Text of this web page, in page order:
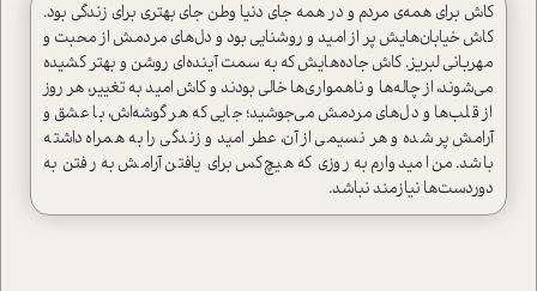
کاش برای همه‌ی مردم و در همه جای دنیا وطن جای بهتری برای زندگی بود.
کاش خیابان‌هایش پر از امید و روشنایی بود و دل‌های مردمش از محبت و
مهربانی لبریز. کاش جاده‌هایش که به سمت آینده‌ای روشن و بهتر کشیده
می‌شوند، از چاله‌ها و ناهمواری‌ها خالی بودند و کاش امید به تغییر، هر روز
از قلب‌ها و دل‌های مردمش می‌جوشید؛ جایی که هر گوشه‌اش، با عشق و
آرامش پر شده و هر نسیمی از آن، عطر امید و زندگی را به همراه داشته
باشد. من امیدوارم به روزی که هیچ‌کس برای یافتن آرامش به رفتن به
دوردست‌ها نیازمند نباشد.